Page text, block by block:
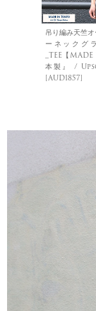
吊り編み天竺
ーネックグ
_TEE【MADE
本製』 /
[AUD1857]